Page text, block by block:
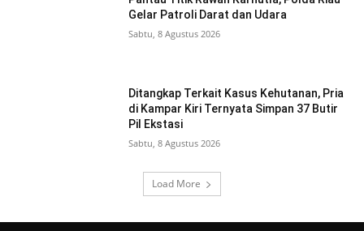
Gelar Patroli Darat dan Udara
Sabtu, 8 Agustus 2026
Ditangkap Terkait Kasus Kehutanan, Pria
di Kampar Kiri Ternyata Simpan 37 Butir
Pil Ekstasi
Sabtu, 8 Agustus 2026
Load More